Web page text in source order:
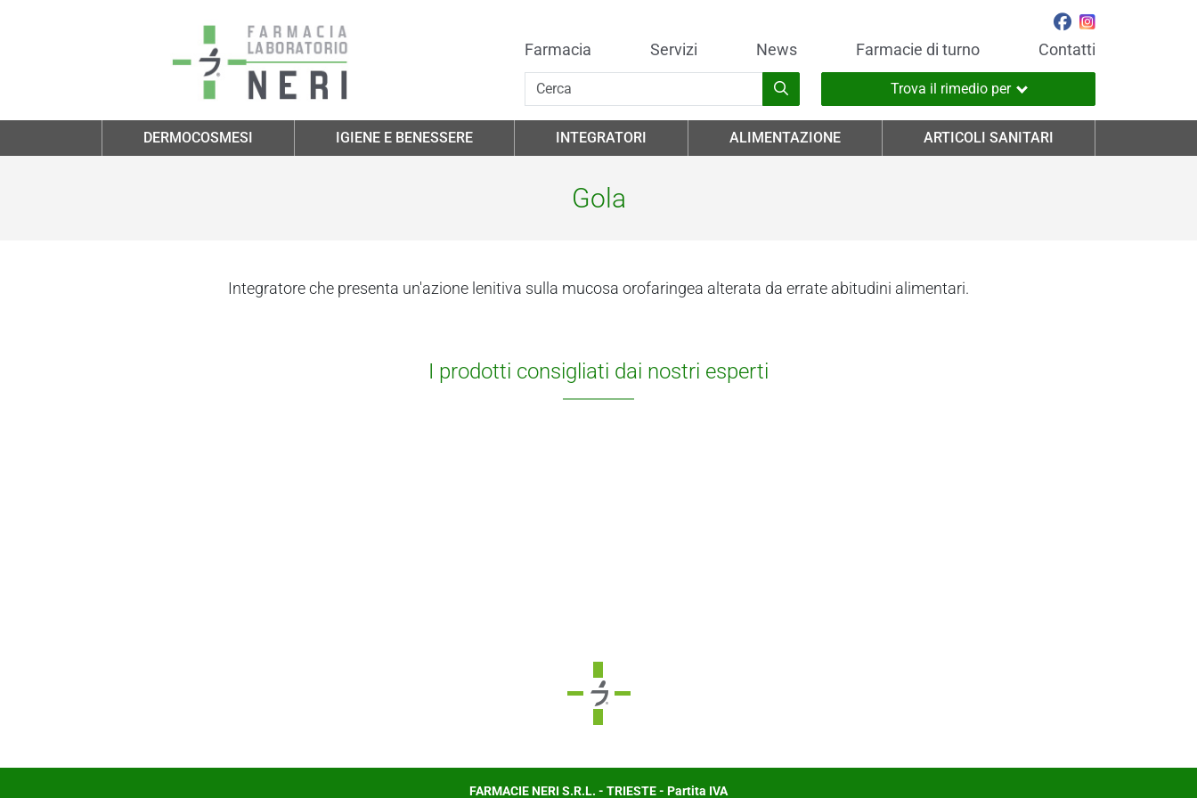
Farmacia Servizi News Farmacie di turno Contatti
Trova il rimedio per
DERMOCOSMESI IGIENE E BENESSERE INTEGRATORI ALIMENTAZIONE ARTICOLI SANITARI
Gola
Integratore che presenta un'azione lenitiva sulla mucosa orofaringea alterata da errate abitudini alimentari.
I prodotti consigliati dai nostri esperti
FARMACIE NERI S.R.L. - TRIESTE - Partita IVA